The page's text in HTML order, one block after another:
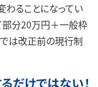
わることになってい
分20万円＋一般枠
は改正前の現行制
だけではない！